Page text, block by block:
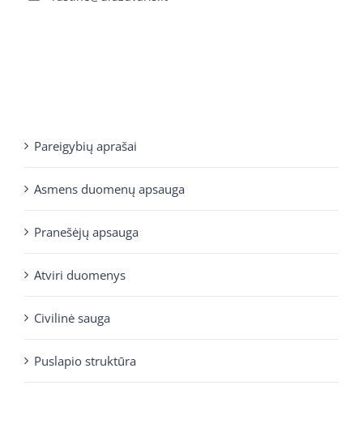
Pareigybių aprašai
Asmens duomenų apsauga
Pranešėjų apsauga
Atviri duomenys
Civilinė sauga
Puslapio struktūra